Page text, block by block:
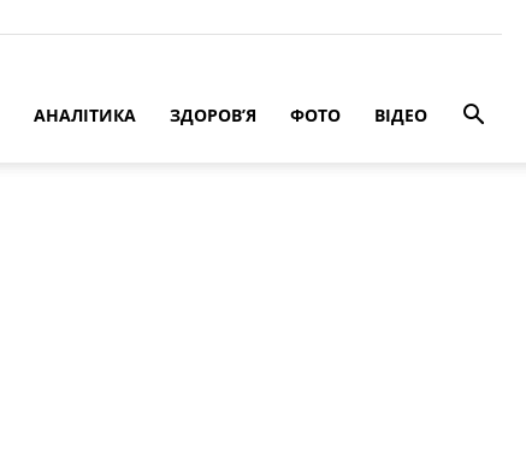
АНАЛІТИКА ЗДОРОВ’Я ФОТО ВІДЕО